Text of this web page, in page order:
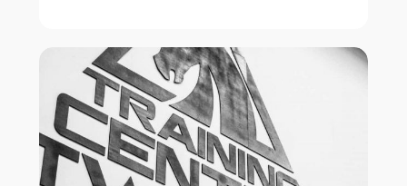
zo bij te dragen aan een positieve sociale
impact. Wij willen samen sportief scoren.